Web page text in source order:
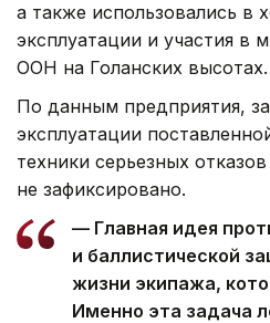
а также использовались в
эксплуатации и участия в
ООН на Голанских высотах.
По данным предприятия,
эксплуатации
техники серьезных
не зафиксировано.
— Главная идея
и баллистической
жизни экипажа,
Именно эта задача